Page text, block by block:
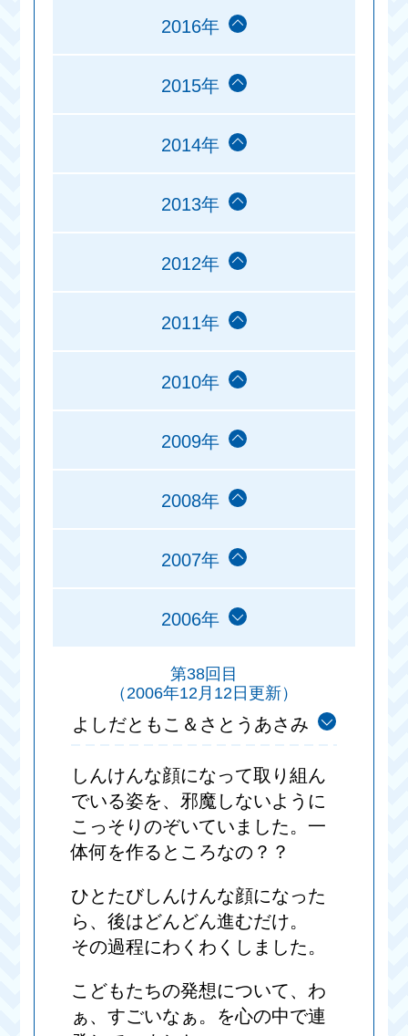
2016年
2015年
2014年
2013年
2012年
2011年
2010年
2009年
2008年
2007年
2006年
第38回目
（2006年12月12日更新）
よしだともこ＆さとうあさみ
しんけんな顔になって取り組ん
でいる姿を、邪魔しないように
こっそりのぞいていました。一
体何を作るところなの？？
ひとたびしんけんな顔になった
ら、後はどんどん進むだけ。
その過程にわくわくしました。
こどもたちの発想について、わ
ぁ、すごいなぁ。を心の中で連